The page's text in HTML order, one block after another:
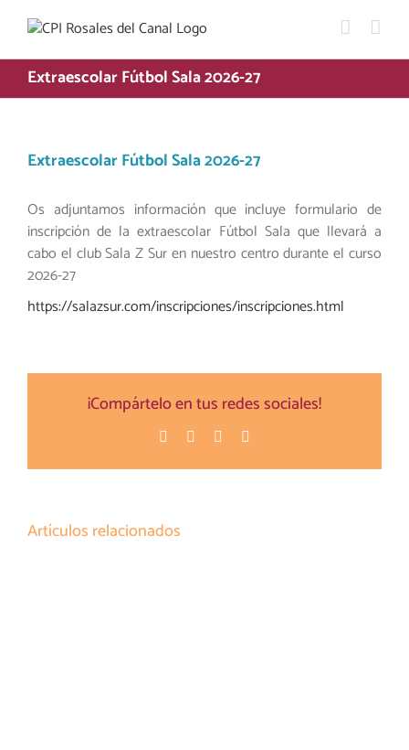
contenido
Extraescolar Fútbol Sala 2026-27
Extraescolar Fútbol Sala 2026-27
Os adjuntamos información que incluye formulario de
inscripción de la extraescolar Fútbol Sala que llevará a
cabo el club Sala Z Sur en nuestro centro durante el curso
2026-27
https://salazsur.com/inscripciones/inscripciones.html
¡Compártelo en tus redes sociales!
Facebook
TwitterPinterest
Artículos relacionados